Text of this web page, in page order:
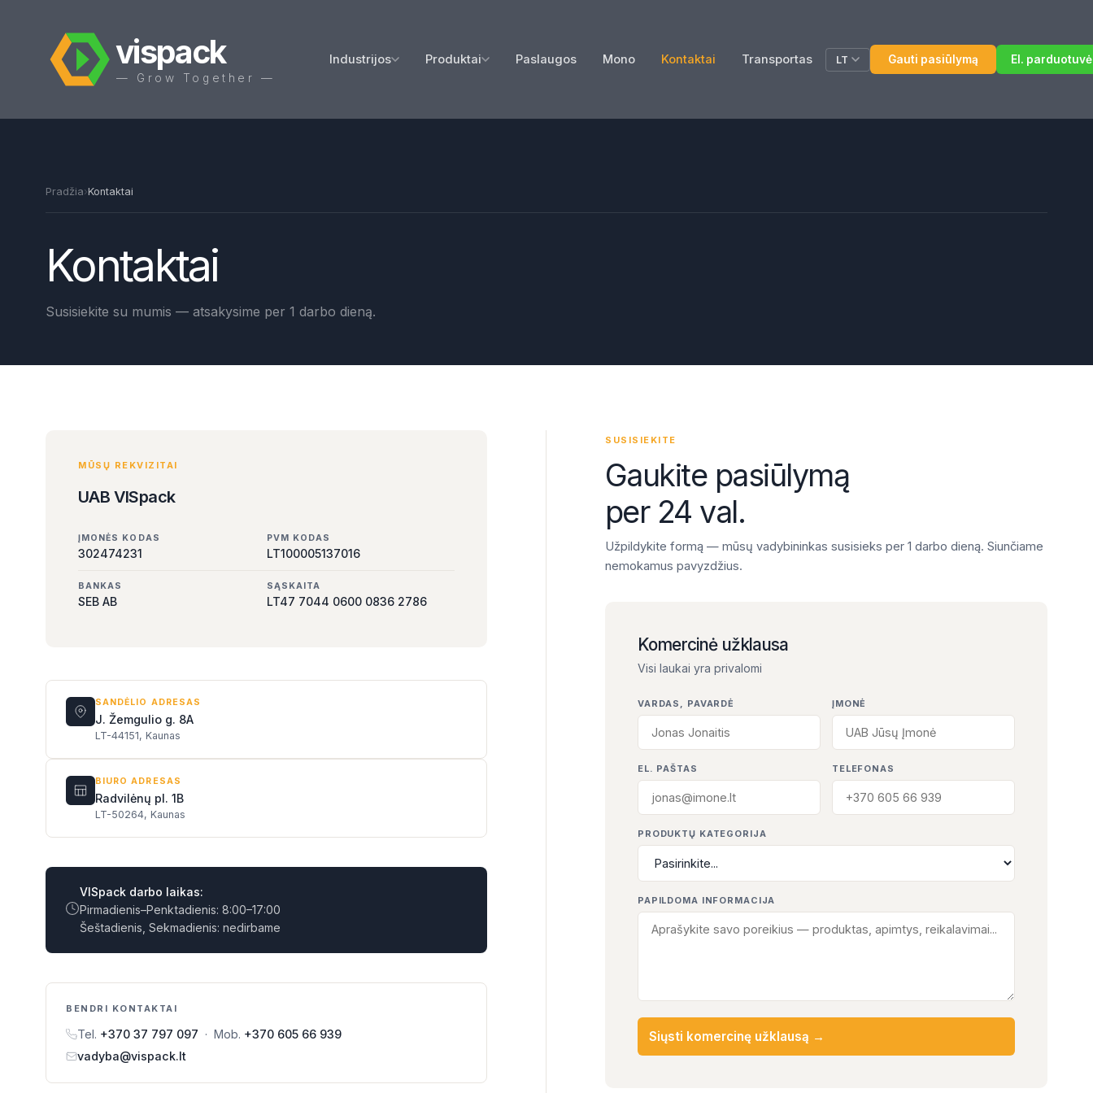
vispack
— Grow Together —
Industrijos Produktai Paslaugos Mono Kontaktai Transportas LT Gauti pasiūlymą El. parduotuvė
Pradžia›Kontaktai
Kontaktai
Susisiekite su mumis — atsakysime per 1 darbo dieną.
MŪSŲ REKVIZITAI
UAB VISpack
ĮMONĖS KODAS
302474231
PVM KODAS
LT100005137016
BANKAS
SEB AB
SĄSKAITA
LT47 7044 0600 0836 2786
SANDĖLIO ADRESAS
J. Žemgulio g. 8A
LT-44151, Kaunas
BIURO ADRESAS
Radvilėnų pl. 1B
LT-50264, Kaunas
VISpack darbo laikas:
Pirmadienis–Penktadienis: 8:00–17:00
Šeštadienis, Sekmadienis: nedirbame
BENDRI KONTAKTAI
Tel. +370 37 797 097 · Mob. +370 605 66 939
vadyba@vispack.lt
SUSISIEKITE
Gaukite pasiūlymą
per 24 val.
Užpildykite formą — mūsų vadybininkas susisieks per 1 darbo dieną. Siunčiame
nemokamus pavyzdžius.
Komercinė užklausa
Visi laukai yra privalomi
VARDAS, PAVARDĖ ĮMONĖ
EL. PAŠTAS TELEFONAS
PRODUKTŲ KATEGORIJA
PAPILDOMA INFORMACIJA
Siųsti komercinę užklausą →